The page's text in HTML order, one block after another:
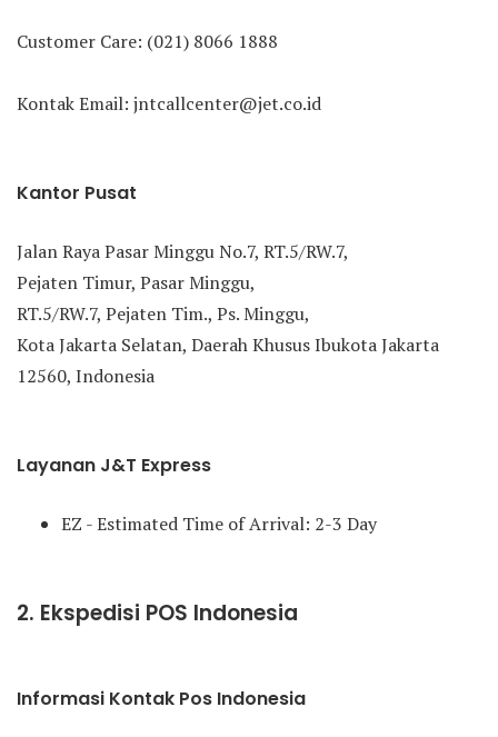
Customer Care: (021) 8066 1888
Kontak Email: jntcallcenter@jet.co.id
Kantor Pusat
Jalan Raya Pasar Minggu No.7, RT.5/RW.7,
Pejaten Timur, Pasar Minggu,
RT.5/RW.7, Pejaten Tim., Ps. Minggu,
Kota Jakarta Selatan, Daerah Khusus Ibukota Jakarta
12560, Indonesia
Layanan J&T Express
EZ - Estimated Time of Arrival: 2-3 Day
2. Ekspedisi POS Indonesia
Informasi Kontak Pos Indonesia